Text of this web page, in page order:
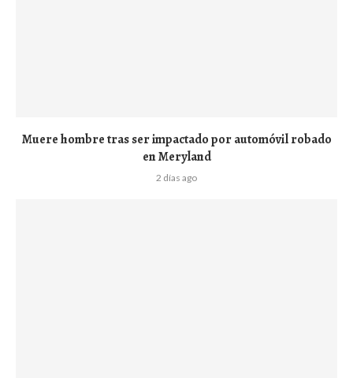
Muere hombre tras ser impactado por automóvil robado
en Meryland
2 días ago